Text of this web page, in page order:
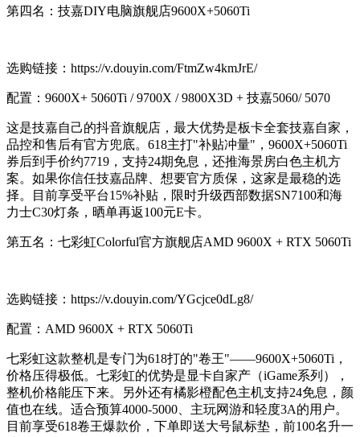
第四名：技嘉DIY电脑旗舰店9600X+5060Ti
选购链接：https://v.douyin.com/FtmZw4kmJrE/
配置：9600X+ 5060Ti / 9700X / 9800X3D + 技嘉5060/ 5070
这是技嘉自己的抖音旗舰店，最大优势是板卡全套技嘉自家，
品控和售后有官方兜底。618主打"补贴冲量"，9600X+5060Ti
券后到手价约7719，支持24期免息，还推海景房白色主机方
案。如果你信任技嘉品牌、想要官方质保，这家是最稳的选
择。目前享受平台15%补贴，限时升级西部数据SN7100和海
力士C30灯条，晒单再返100元E卡。
第五名：七彩虹Colorful官方旗舰店AMD 9600X + RTX 5060Ti
选购链接：https://v.douyin.com/YGcjce0dLg8/
配置：AMD 9600X + RTX 5060Ti
七彩虹这款整机是专门为618打的"卷王"——9600X+5060Ti，
价格压得极低。七彩虹的优势是显卡自家产（iGame系列），
整机价格能压下来。另外还有橘影橙配色主机支持24免息，颜
值也在线。适合预算4000-5000、主玩网游和轻度3A的用户。
目前享受618卷王爆款价，下单即送大号鼠标垫，前100名升一